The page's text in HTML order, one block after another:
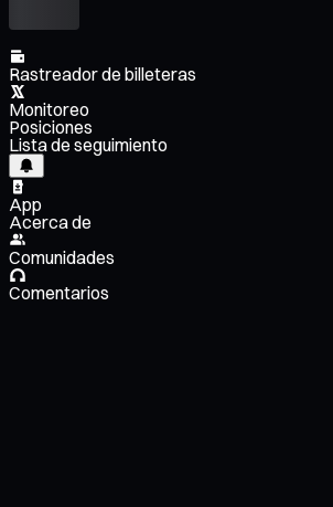
Rastreador de billeteras
Monitoreo
Posiciones
Lista de seguimiento
App
Acerca de
Comunidades
Comentarios